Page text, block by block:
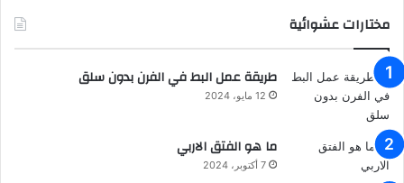
مختارات عشوائية
طريقة عمل البط في الفرن بدون سلق
12 مايو، 2024
ما هو الفتق الاربي
7 أكتوبر، 2024